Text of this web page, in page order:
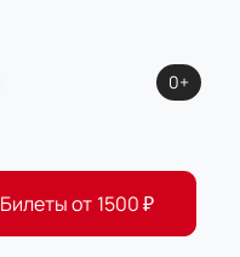
0+
Билеты от 1500₽